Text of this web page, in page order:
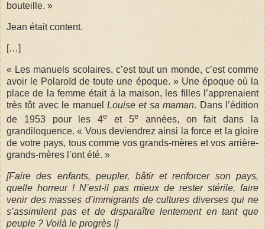
bouteille. »
Jean était content.
[…]
« Les manuels scolaires, c’est tout un monde, c’est comme
avoir le Polaroïd de toute une époque. » Une époque où la
place de la femme était à la maison, les filles l’apprenaient
très tôt avec le manuel Louise et sa maman. Dans l’édition
de 1953 pour les 4e et 5eannées, on fait dans la
grandiloquence. « Vous deviendrez ainsi la force et la gloire
de votre pays, tous comme vos grands-mères et vos arrière-
grands-mères l’ont été. »
[Faire des enfants, peupler, bâtir et renforcer son pays,
quelle horreur ! N’est-il pas mieux de rester stérile, faire
venir des masses d’immigrants de cultures diverses qui ne
s’assimilent pas et de disparaître lentement en tant que
peuple ? Voilà le progrès !]